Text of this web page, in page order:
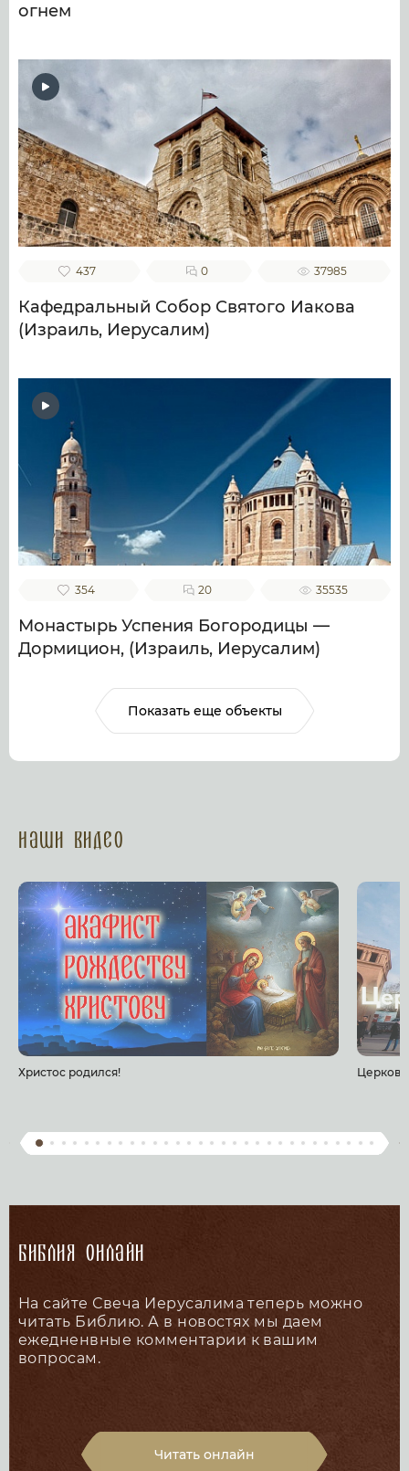
огнем
437 0 37985
Кафедральный Собор Святого Иакова
(Израиль, Иерусалим)
354 20 35535
Монастырь Успения Богородицы —
Дормицион, (Израиль, Иерусалим)
Показать еще объекты
Наши Видео
Христос родился! Церковь
Библия онлайн
На сайте Свеча Иерусалима теперь можно
читать Библию. А в новостях мы даем
ежедненвные комментарии к вашим
вопросам.
Читать онлайн